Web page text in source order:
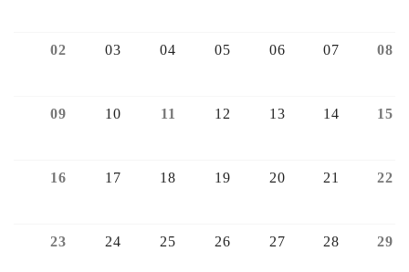
02 03 04 05 06 07 08
09 10 11 12 13 14 15
16 17 18 19 20 21 22
23 24 25 26 27 28 29